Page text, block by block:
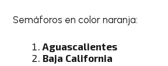
Semáforos en color naranja:
Aguascalientes
Baja California